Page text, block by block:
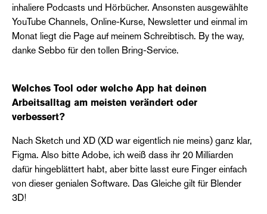
inhaliere Podcasts und Hörbücher. Ansonsten ausgewählte
YouTube Channels, Online-Kurse, Newsletter und einmal im
Monat liegt die Page auf meinem Schreibtisch. By the way,
danke Sebbo für den tollen Bring-Service.
Welches Tool oder welche App hat deinen
Arbeitsalltag am meisten verändert oder
verbessert?
Nach Sketch und XD (XD war eigentlich nie meins) ganz klar,
Figma. Also bitte Adobe, ich weiß dass ihr 20 Milliarden
dafür hingeblättert habt, aber bitte lasst eure Finger einfach
von dieser genialen Software. Das Gleiche gilt für Blender
3D!